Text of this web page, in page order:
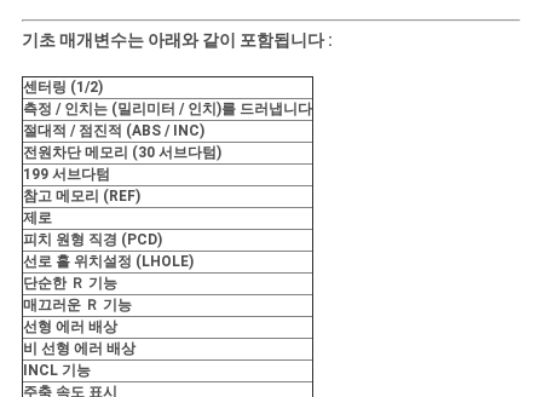
기초 매개변수는 아래와 같이 포함됩니다 :
센터링 (1/2)
측정 / 인치는 (밀리미터 / 인치)를 드러냅니다
절대적 / 점진적 (ABS / INC)
전원차단 메모리 (30 서브다텀)
199 서브다텀
참고 메모리 (REF)
제로
피치 원형 직경 (PCD)
선로 홀 위치설정 (LHOLE)
단순한 Ｒ 기능
매끄러운 Ｒ 기능
선형 에러 배상
비 선형 에러 배상
INCL 기능
주축 속도 표시